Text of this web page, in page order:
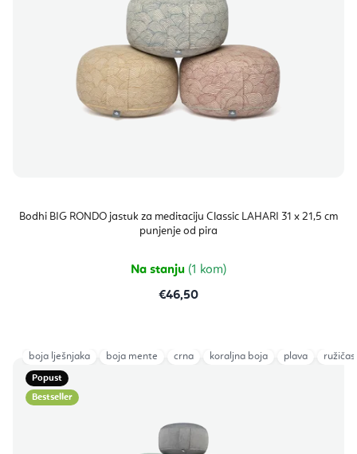
Bodhi BIG RONDO jastuk za meditaciju Classic LAHARI 31 x 21,5 cm
punjenje od pira
Na stanju (1 kom)
€46,50
Popust
Bestseller
boja lješnjaka boja mente crna koraljna boja plava